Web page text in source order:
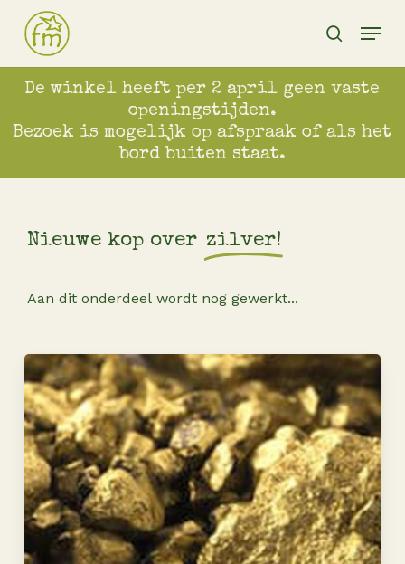
content
search
Menu
De winkel heeft per 2 april geen vaste
openingstijden.
Bezoek is mogelijk op afspraak of als het
bord buiten staat.
Nieuwe kop over zilver!
Aan dit onderdeel wordt nog gewerkt...